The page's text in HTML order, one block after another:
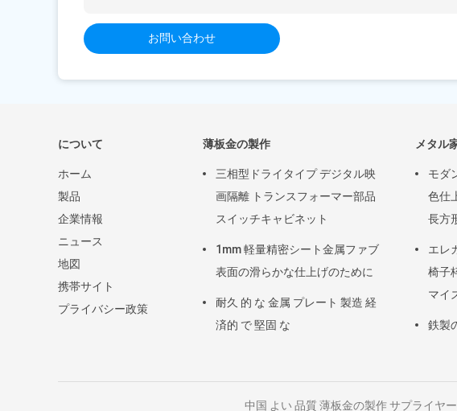
お問い合わせ
について
ホーム
製品
企業情報
ニュース
地図
携帯サイト
プライバシー政策
薄板金の製作
三相型ドライタイプ デジタル映
画隔離 トランスフォーマー部品
スイッチキャビネット
1mm 軽量精密シート金属ファブ
表面の滑らかな仕上げのために
耐久 的 な 金属 プレート 製造 経
済的 で 堅固 な
メタル
モダ
色仕
長方
エレ
椅子
マイ
鉄製
中国 よい 品質 薄板金の製作 サプライヤ